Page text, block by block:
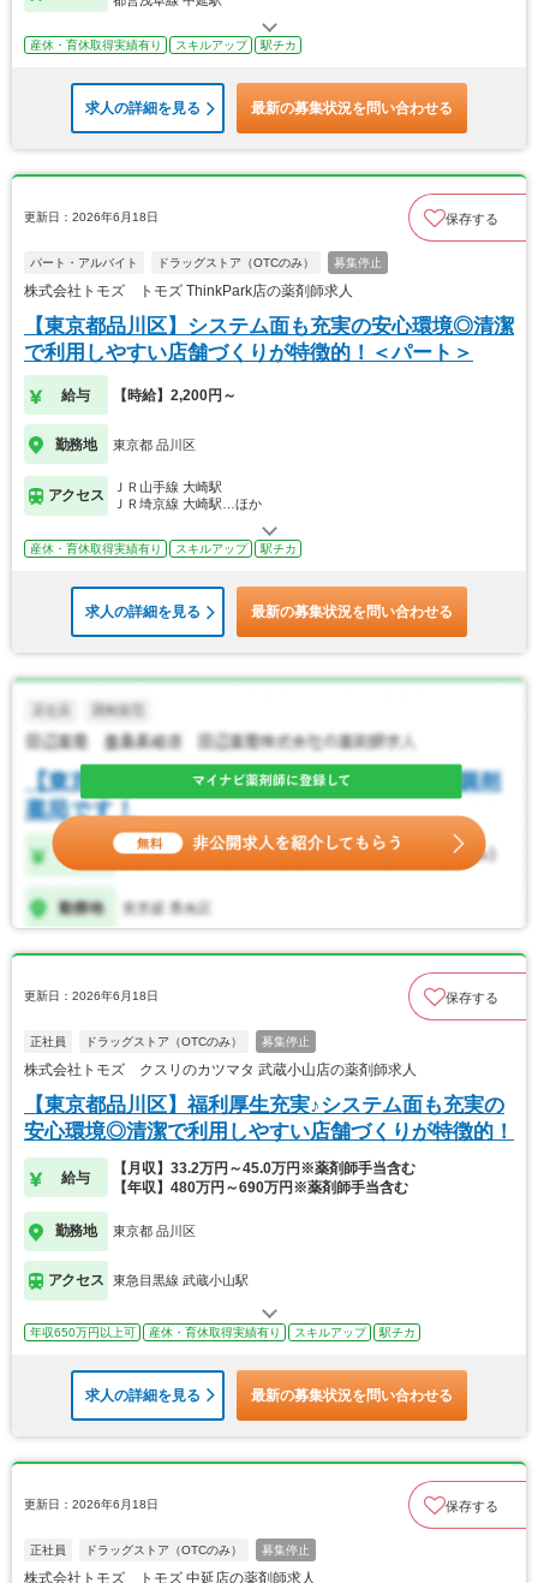
産休・育休取得実績有り スキルアップ 駅チカ
求人の詳細を見る 最新の募集状況を問い合わせる
更新日：2026年6月18日 保存する
パート・アルバイト ドラッグストア（OTCのみ） 募集停止
株式会社トモズ トモズ ThinkPark店の薬剤師求人
【東京都品川区】システム面も充実の安心環境◎清潔
で利用しやすい店舗づくりが特徴的！＜パート＞
給与 【時給】2,200円～
勤務地 東京都 品川区
アクセス
ＪＲ山手線 大崎駅
ＪＲ埼京線 大崎駅…ほか
産休・育休取得実績有り スキルアップ 駅チカ
求人の詳細を見る 最新の募集状況を問い合わせる
更新日：2026年6月18日 保存する
正社員 ドラッグストア（OTCのみ） 募集停止
株式会社トモズ クスリのカツマタ 武蔵小山店の薬剤師求人
【東京都品川区】福利厚生充実♪システム面も充実の
安心環境◎清潔で利用しやすい店舗づくりが特徴的！
給与
【月収】33.2万円～45.0万円※薬剤師手当含む
【年収】480万円～690万円※薬剤師手当含む
勤務地 東京都 品川区
アクセス 東急目黒線 武蔵小山駅
年収650万円以上可 産休・育休取得実績有り スキルアップ 駅チカ
求人の詳細を見る 最新の募集状況を問い合わせる
更新日：2026年6月18日 保存する
正社員 ドラッグストア（OTCのみ） 募集停止
株式会社トモズ トモズ 中延店の薬剤師求人